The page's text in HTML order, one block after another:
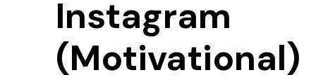
Instagram
(Motivational)